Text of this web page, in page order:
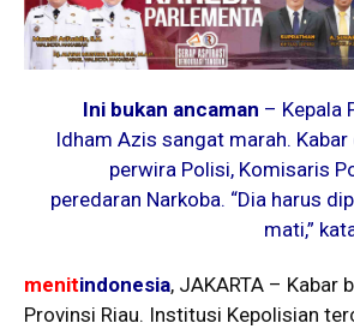
Ini bukan ancaman – Kepala
Idham Azis sangat marah. Kabar
perwira Polisi, Komisaris
peredaran Narkoba. “Dia harus
mati,”
menitindonesia, JAKARTA – Kabar
Provinsi Riau. Institusi Kepolisian